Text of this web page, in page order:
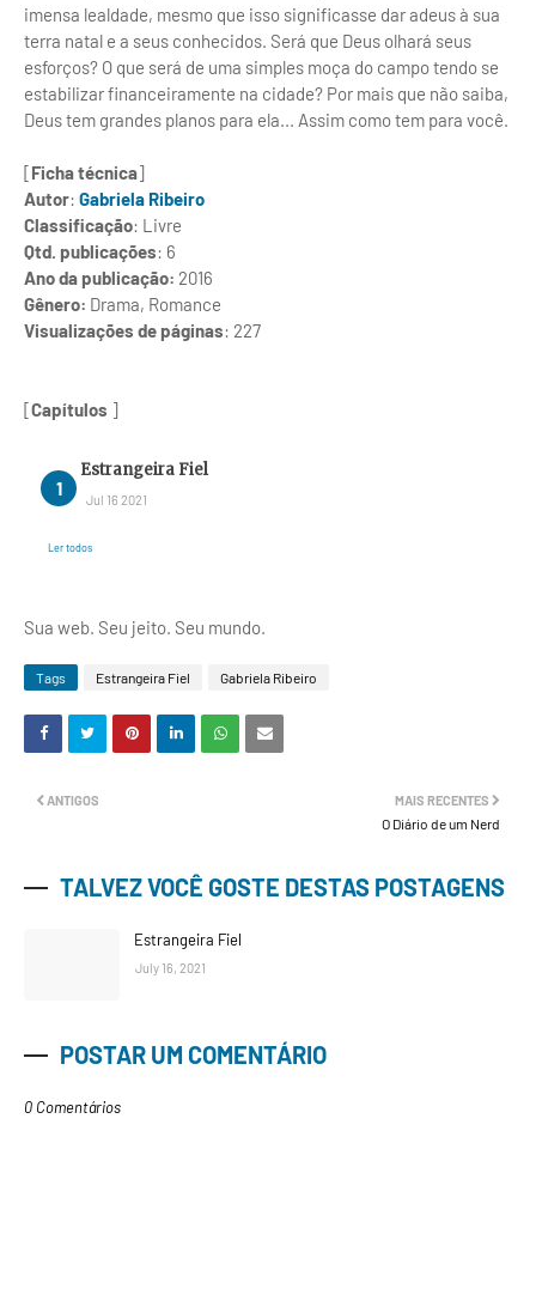
imensa lealdade, mesmo que isso significasse dar adeus à sua
terra natal e a seus conhecidos. Será que Deus olhará seus
esforços? O que será de uma simples moça do campo tendo se
estabilizar financeiramente na cidade? Por mais que não saiba,
Deus tem grandes planos para ela... Assim como tem para você.
[Ficha técnica]
Autor: Gabriela Ribeiro
Classificação: Livre
Qtd. publicações: 6
Ano da publicação: 2016
Gênero: Drama, Romance
Visualizações de páginas: 227
[Capítulos ]
Estrangeira Fiel
Jul 16 2021
Ler todos
Sua web. Seu jeito. Seu mundo.
Tags Estrangeira Fiel Gabriela Ribeiro
MAIS RECENTES
O Diário de um Nerd
ANTIGOS
TALVEZ VOCÊ GOSTE DESTAS POSTAGENS
Estrangeira Fiel
July 16, 2021
POSTAR UM COMENTÁRIO
0 Comentários